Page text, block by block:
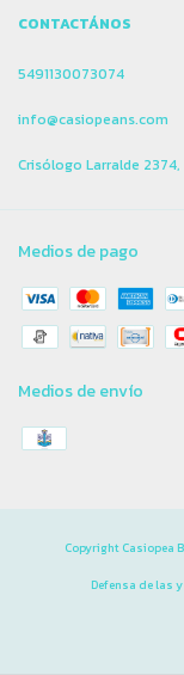
CONTACTÁNOS
5491130073074
info@casiopeans.com
Crisólogo Larralde
Medios de pago
Medios de envío
Copyright Casiopea
Defensa de las